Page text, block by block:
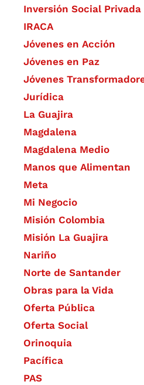
Inversión Social Privada
IRACA
Jóvenes en Acción
Jóvenes en Paz
Jóvenes
Jurídica
La Guajira
Magdalena
Magdalena Medio
Manos que Alimentan
Meta
Mi Negocio
Misión Colombia
Misión La Guajira
Nariño
Norte de Santander
Obras para la Vida
Oferta Pública
Oferta Social​​
Orinoquia
Pacífica
PAS